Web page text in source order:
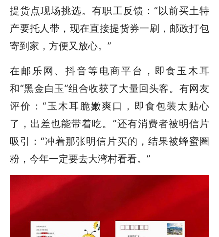
提货点现场挑选。有职工反馈：“以前买土特
产要托人带，现在直接提货券一刷，邮政打包
寄到家，方便又放心。”
在邮乐网、抖音等电商平台，即食玉木耳
和“黑金白玉”组合收获了大量回头客。有网友
评价：“玉木耳脆嫩爽口，即食包装太贴心
了，出差也能带着吃。”还有消费者被明信片
吸引：“冲着那张明信片买的，结果被蜂蜜圈
粉，今年一定要去大湾村看看。”